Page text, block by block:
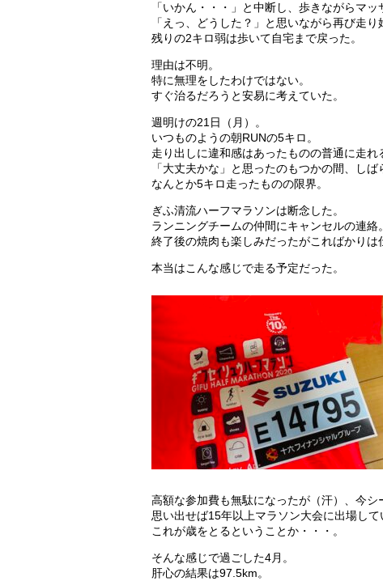
「いかん・・・」と中断し、歩きながらマッ
「えっ、どうした？」と思いながら再び走り
残りの2キロ弱は歩いて自宅まで戻った。
理由は不明。
特に無理をしたわけではない。
すぐ治るだろうと安易に考えていた。
週明けの21日（月）。
いつものようの朝RUNの5キロ。
走り出しに違和感はあったものの普通に走れ
「大丈夫かな」と思ったのもつかの間、し
なんとか5キロ走ったものの限界。
ぎふ清流ハーフマラソンは断念した。
ランニングチームの仲間にキャンセルの連絡。
終了後の焼肉も楽しみだったがこればかりは
本当はこんな感じで走る予定だった。
高額な参加費も無駄になったが（汗）、今シ
思い出せば15年以上マラソン大会に出場して
これが歳をとるということか・・・。
そんな感じで過ごした4月。
肝心の結果は97.5km。